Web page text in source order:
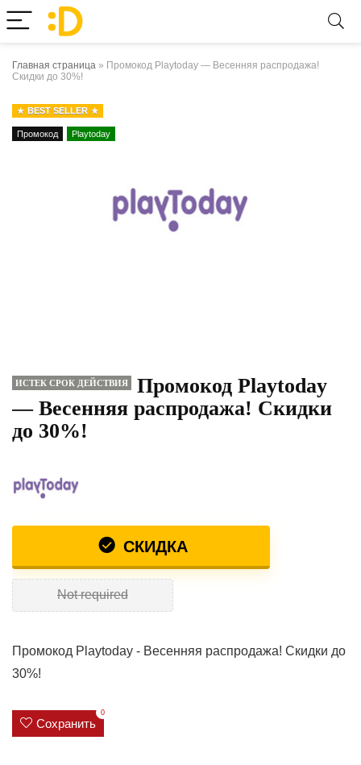
Главная страница » Промокод Playtoday — Весенняя распродажа!
Скидки до 30%!
BEST SELLER
Промокод Playtoday
ИСТЕК СРОК ДЕЙСТВИЯ
Промокод Playtoday
— Весенняя распродажа! Скидки
до 30%!
СКИДКА
Not required
Промокод Playtoday - Весенняя распродажа! Скидки до
30%!
Сохранить
0